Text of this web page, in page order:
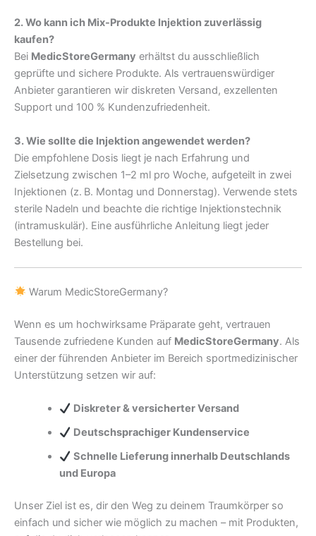
2. Wo kann ich Mix-Produkte Injektion zuverlässig
kaufen?
Bei MedicStoreGermany erhältst du ausschließlich
geprüfte und sichere Produkte. Als vertrauenswürdiger
Anbieter garantieren wir diskreten Versand, exzellenten
Support und 100 % Kundenzufriedenheit.
3. Wie sollte die Injektion angewendet werden?
Die empfohlene Dosis liegt je nach Erfahrung und
Zielsetzung zwischen 1–2 ml pro Woche, aufgeteilt in zwei
Injektionen (z. B. Montag und Donnerstag). Verwende stets
sterile Nadeln und beachte die richtige Injektionstechnik
(intramuskulär). Eine ausführliche Anleitung liegt jeder
Bestellung bei.
Warum MedicStoreGermany?
Wenn es um hochwirksame Präparate geht, vertrauen
Tausende zufriedene Kunden auf MedicStoreGermany. Als
einer der führenden Anbieter im Bereich sportmedizinischer
Unterstützung setzen wir auf:
Diskreter & versicherter Versand
Deutschsprachiger Kundenservice
Schnelle Lieferung innerhalb Deutschlands
und Europa
Unser Ziel ist es, dir den Weg zu deinem Traumkörper so
einfach und sicher wie möglich zu machen – mit Produkten,